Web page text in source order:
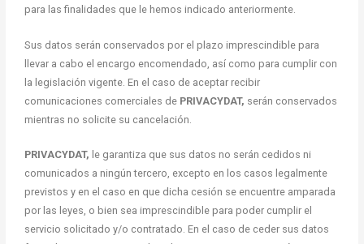
para las finalidades que le hemos indicado anteriormente.
Sus datos serán conservados por el plazo imprescindible para
llevar a cabo el encargo encomendado, así como para cumplir con
la legislación vigente. En el caso de aceptar recibir
comunicaciones comerciales de PRIVACYDAT, serán conservados
mientras no solicite su cancelación.
PRIVACYDAT, le garantiza que sus datos no serán cedidos ni
comunicados a ningún tercero, excepto en los casos legalmente
previstos y en el caso en que dicha cesión se encuentre amparada
por las leyes, o bien sea imprescindible para poder cumplir el
servicio solicitado y/o contratado. En el caso de ceder sus datos